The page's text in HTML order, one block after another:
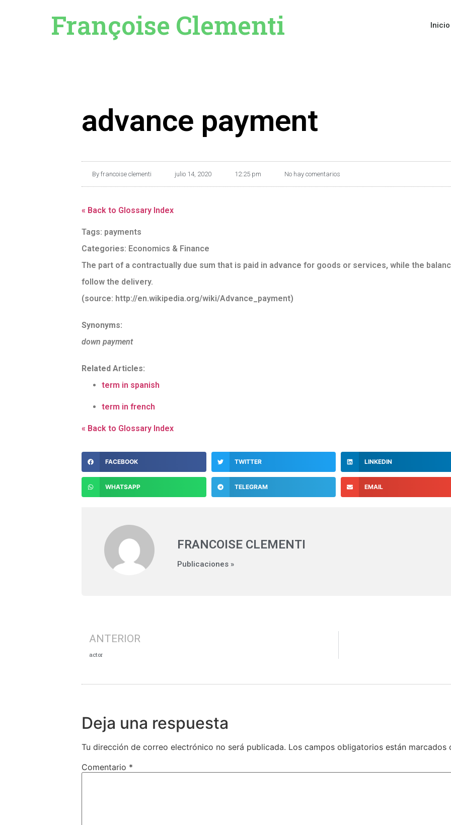
Françoise Clementi Inicio
advance payment
By francoise clementi julio 14, 2020 12:25 pm No hay comentarios
« Back to Glossary Index
Tags: payments
Categories: Economics & Finance
The part of a contractually due sum that is paid in advance for goods or services, while the
follow the delivery.
(source: http://en.wikipedia.org/wiki/Advance_payment)
Synonyms:
down payment
Related Articles:
term in spanish
term in french
« Back to Glossary Index
FACEBOOK TWITTER LINKEDIN
WHATSAPP TELEGRAM EMAIL
FRANCOISE CLEMENTI
Publicaciones »
ANTERIOR
actor
Deja una respuesta
Tu dirección de correo electrónico no será publicada. Los campos obligatorios están marcados
Comentario *